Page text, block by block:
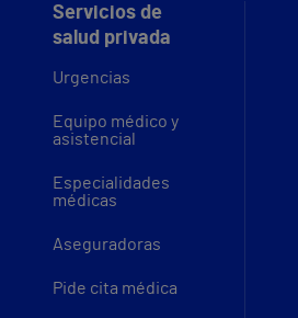
Servicios de
salud privada
Urgencias
Equipo médico y
asistencial
Especialidades
médicas
Aseguradoras
Pide cita médica